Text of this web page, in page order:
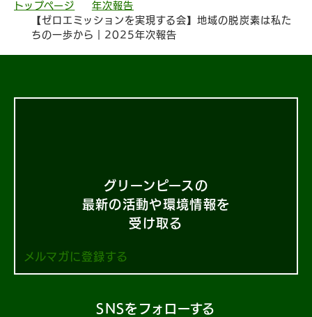
トップページ
年次報告
【ゼロエミッションを実現する会】地域の​脱炭素は​私た
ちの​一歩から​｜2025年次報告
グリーンピースの
最新の活動や環境情報を
受け取る
メルマガに登録する
SNSをフォローする